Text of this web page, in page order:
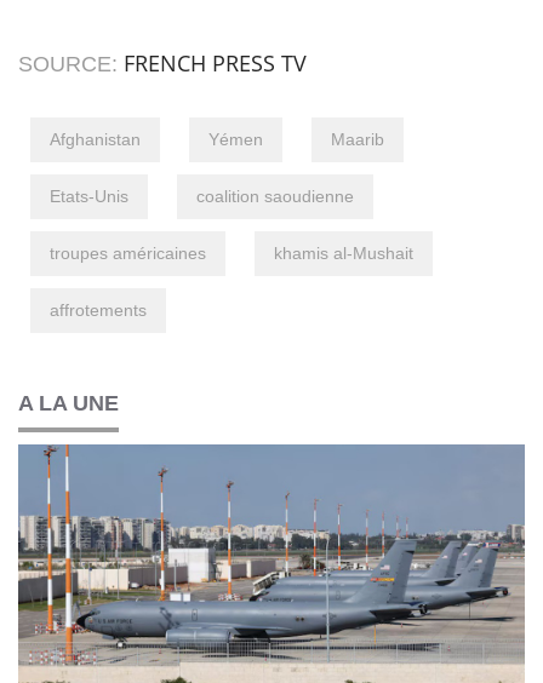
SOURCE: FRENCH PRESS TV
Afghanistan Yémen Maarib
Etats-Unis coalition saoudienne
troupes américaines khamis al-Mushait
affrotements
A LA UNE